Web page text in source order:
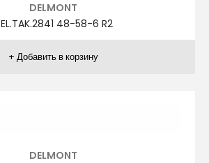
AGİBOSS
A.TAK.1261 66-72-4 R8
AGİBOSS